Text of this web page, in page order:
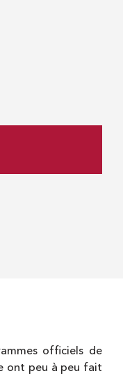
officiels de
ont peu à peu fait